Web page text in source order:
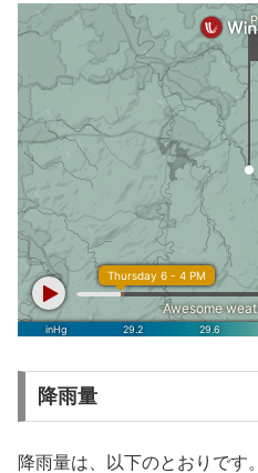
降雨量
降雨量は、以下のとおりです。